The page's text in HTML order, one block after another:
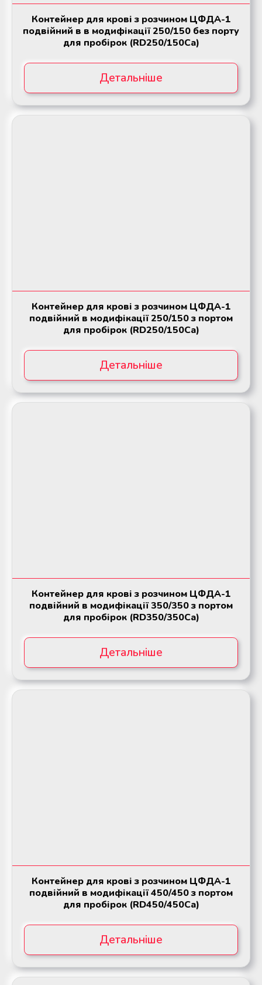
Контейнер для крові з розчином ЦФДА-1
подвійний в в модифікації 250/150 без порту
для пробірок (RD250/150Ca)
Детальніше
Контейнер для крові з розчином ЦФДА-1
подвійний в модифікації 250/150 з портом
для пробірок (RD250/150Ca)
Детальніше
Контейнер для крові з розчином ЦФДА-1
подвійний в модифікації 350/350 з портом
для пробірок (RD350/350Ca)
Детальніше
Контейнер для крові з розчином ЦФДА-1
подвійний в модифікації 450/450 з портом
для пробірок (RD450/450Ca)
Детальніше